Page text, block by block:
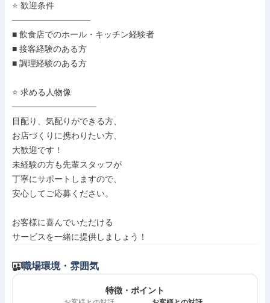
⭐ 歓迎条件
─────────────
■ 飲食店でのホール・キッチン経験者
■ 接客経験のある方
■ 調理経験のある方
⭐ 求める人物像
──────────────
目配り、気配りができる方、
お店づくりに携わりたい方、
大歓迎です！
未経験の方も先輩スタッフが
丁寧にサポートしますので、
安心してご応募ください。
お客様に喜んでいただける
サービスを一緒に提供しましょう！
職場環境・雰囲気
特徴・ポイント